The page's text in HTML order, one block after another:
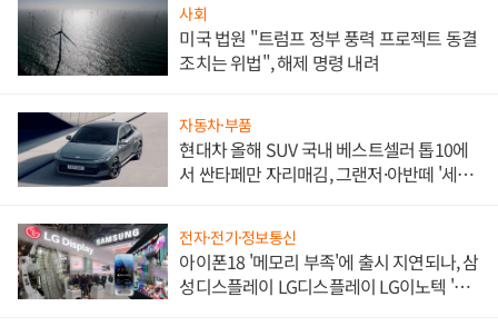
사회
미국 법원 "트럼프 정부 풍력 프로젝트 동결
조치는 위법", 해제 명령 내려
자동차·부품
현대차 올해 SUV 국내 베스트셀러 톱10에
서 싼타페만 자리매김, 그랜저·아반떼 '세단
전자·전기·정보통신
아이폰18 '메모리 부족'에 출시 지연되나, 삼
성디스플레이 LG디스플레이 LG이노텍 '탈